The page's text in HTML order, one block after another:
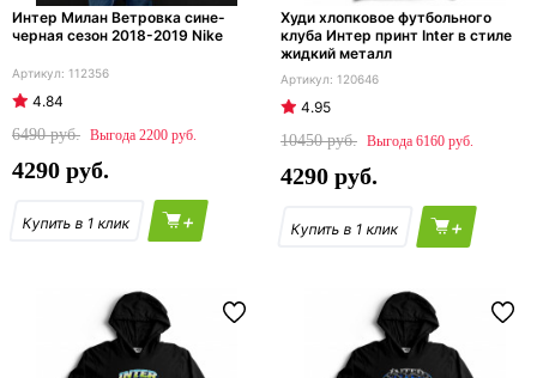
Интер Милан Ветровка сине-
черная сезон 2018-2019 Nike
112356
4.84
6490
2200
4290
+
Худи хлопковое футбольного
клуба Интер принт Inter в стиле
жидкий металл
120646
4.95
10450
6160
4290
+